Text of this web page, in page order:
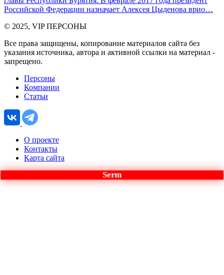
Российской Федерации назначает Алексея Цыденова врио…
© 2025, VIP ПЕРСОНЫ
Все права защищены, копирование материалов сайта без
указания источника, автора и активной ссылки на материал -
запрещено.
Персоны
Компании
Статьи
О проекте
Контакты
Карта сайта
Serm